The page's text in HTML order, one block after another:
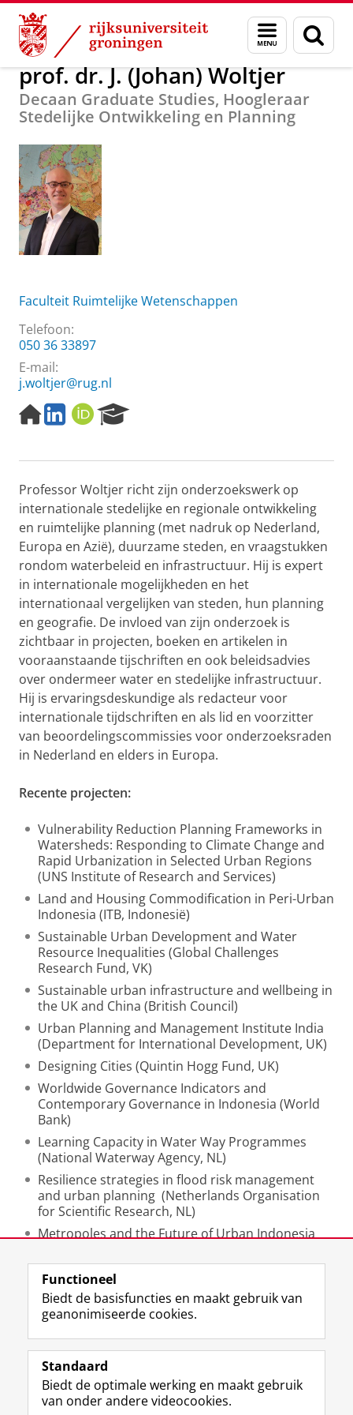
Skip
Content
Skip
Navigation
Menu
en
zoeken
Over ons prof. dr. J. (Johan) Woltjer
prof. dr. J. (Johan) Woltjer
Decaan Graduate Studies, Hoogleraar
Stedelijke Ontwikkeling en Planning
Faculteit Ruimtelijke Wetenschappen
Telefoon:
050 36 33897
E-mail:
j.woltjer@rug.nl
H
o
e
a
g
e
L
i
k
d
I
n
O
R
I
e
r
c
h
P
o
r
t
a
l
Professor Woltjer richt zijn onderzoekswerk op
internationale stedelijke en regionale ontwikkeling
en ruimtelijke planning (met nadruk op Nederland,
Europa en Azië), duurzame steden, en vraagstukken
rondom waterbeleid en infrastructuur. Hij is expert
in internationale mogelijkheden en het
internationaal vergelijken van steden, hun planning
en geografie. De invloed van zijn onderzoek is
zichtbaar in projecten, boeken en artikelen in
vooraanstaande tijschriften en ook beleidsadvies
over ondermeer water en stedelijke infrastructuur.
Hij is ervaringsdeskundige als redacteur voor
internationale tijdschriften en als lid en voorzitter
van beoordelingscommissies voor onderzoeksraden
in Nederland en elders in Europa.
Recente projecten:
Vulnerability Reduction Planning Frameworks in
Watersheds: Responding to Climate Change and
Rapid Urbanization in Selected Urban Regions
(UNS Institute of Research and Services)
Land and Housing Commodification in Peri-Urban
Indonesia (ITB, Indonesië)
Sustainable Urban Development and Water
Resource Inequalities (Global Challenges
Research Fund, VK)
Sustainable urban infrastructure and wellbeing in
the UK and China (British Council)
Urban Planning and Management Institute India
(Department for International Development, UK)
Designing Cities (Quintin Hogg Fund, UK)
Worldwide Governance Indicators and
Contemporary Governance in Indonesia (World
Bank)
Learning Capacity in Water Way Programmes
(National Waterway Agency, NL)
Resilience strategies in flood risk management
and urban planning (Netherlands Organisation
for Scientific Research, NL)
Metropoles and the Future of Urban Indonesia
Laatst gewijzigd: 07 april 2024 13:07
Volg de RUG
F
a
e
b
L
i
k
e
R
S
-
f
I
n
t
Y
o
T
Studiekiezers
Functioneel
Biedt de basisfuncties en maakt gebruik van
geanonimiseerde cookies.
Standaard
Biedt de optimale werking en maakt gebruik
van onder andere videocookies.